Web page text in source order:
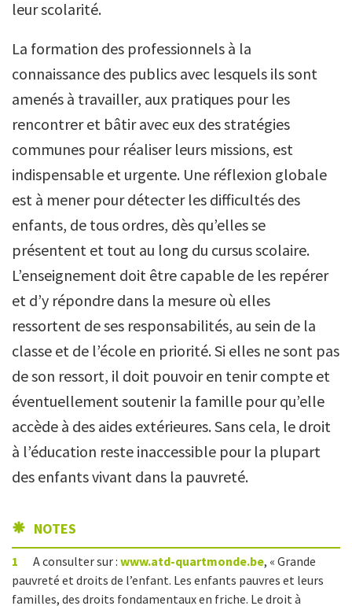
leur scolarité.
La formation des professionnels à la
connaissance des publics avec lesquels ils sont
amenés à travailler, aux pratiques pour les
rencontrer et bâtir avec eux des stratégies
communes pour réaliser leurs missions, est
indispensable et urgente. Une réflexion globale
est à mener pour détecter les difficultés des
enfants, de tous ordres, dès qu’elles se
présentent et tout au long du cursus scolaire.
L’enseignement doit être capable de les repérer
et d’y répondre dans la mesure où elles
ressortent de ses responsabilités, au sein de la
classe et de l’école en priorité. Si elles ne sont pas
de son ressort, il doit pouvoir en tenir compte et
éventuellement soutenir la famille pour qu’elle
accède à des aides extérieures. Sans cela, le droit
à l’éducation reste inaccessible pour la plupart
des enfants vivant dans la pauvreté.
NOTES
1 A consulter sur : www.atd-quartmonde.be, « Grande
pauvreté et droits de l’enfant. Les enfants pauvres et leurs
familles, des droits fondamentaux en friche. Le droit à